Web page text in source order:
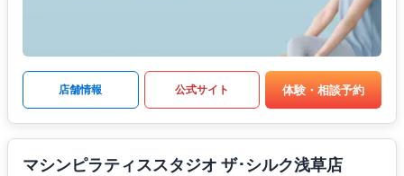
店舗情報 公式サイト 体験・相談予約
マシンピラティススタジオ ザ･シルク浅草店